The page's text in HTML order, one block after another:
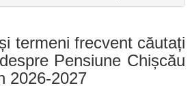
termeni frecvent căutați
Pensiune Chișcău
2026-2027